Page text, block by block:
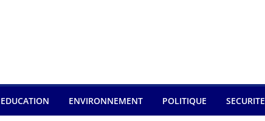
EDUCATION ENVIRONNEMENT POLITIQUE SECURITE